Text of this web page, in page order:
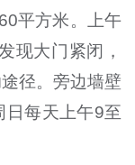
平方米。上午
现大门紧闭，
径。旁边墙壁
日每天上午9至